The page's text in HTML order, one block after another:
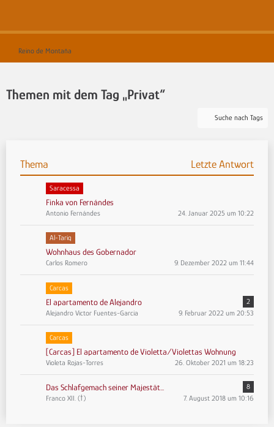
Reino de Montaña
Themen mit dem Tag „Privat“
Suche nach Tags
Thema Letzte Antwort
Saracessa
Finka von Fernándes
Antonio Fernándes 24. Januar 2025 um 10:22
Al-Tariq
Wohnhaus des Gobernador
Carlos Romero 9. Dezember 2022 um 11:44
Carcas
El apartamento de Alejandro
2
Alejandro Victor Fuentes-Garcia
9. Februar 2022 um 20:53
Carcas
[Carcas] El apartamento de Violetta/Violettas Wohnung
Violeta Rojas-Torres 26. Oktober 2021 um 18:23
Das Schlafgemach seiner Majestät...
8
Franco XII. (†)
7. August 2018 um 10:16